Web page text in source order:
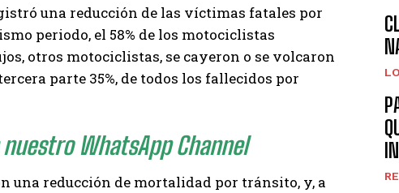
una reducción de las víctimas fatales por
periodo, el 58% de los motociclistas
otros motociclistas, se cayeron o se volcaron
parte 35%, de todos los fallecidos por
WhatsApp Channel
una reducción de mortalidad por tránsito, y, a